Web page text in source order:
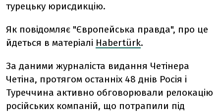
турецьку юрисдикцію.
Як повідомляє "Європейська правда", про це
йдеться в матеріалі Habertürk.
За даними журналіста видання Четінера
Четіна, протягом останніх 48 днів Росія і
Туреччина активно обговорювали релокацію
російських компаній, що потрапили під